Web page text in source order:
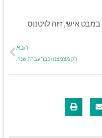
במבט אישי,זיוה לויטנוס
הבא
רק מצמצנו וכבר עברה שנה.